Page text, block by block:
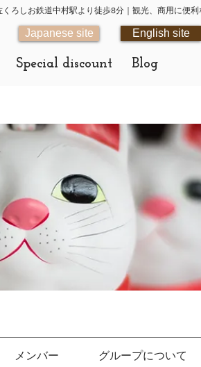
ろしお鉄道中村駅より徒歩8分｜観光、商用に便利
Japanese site English site
Special discount Blog
メンバー グループについて